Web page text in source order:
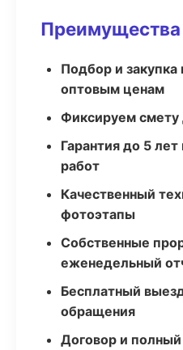
Подбор и
оптовым ценам
Фиксируем смету
Гарантия до 5
работ
Качественный
фотоэтапы
Собственные
еженедельный
Бесплатный
обращения
Договор и